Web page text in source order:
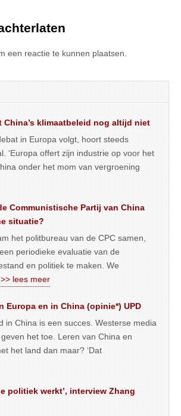
een reactie te kunnen plaatsen.
China’s klimaatbeleid nog altijd niet
in Europa volgt, hoort steeds
‘Europa offert zijn industrie op voor het
onder het mom van vergroening
Communistische Partij van China
situatie?
het politbureau van de CPC samen,
periodieke evaluatie van de
en politiek te maken. We
lees meer
Europa en in China (opinie*) UPD
in China is een succes. Westerse media
het toe. Leren van China en
het land dan maar? ‘Dat
politiek werkt’, interview Zhang